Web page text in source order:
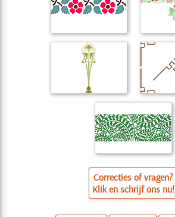
Correcties of vragen?
Klik en schrijf ons nu!